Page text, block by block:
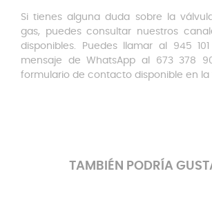
Si tienes alguna duda sobre la
gas, puedes consultar nuestros
disponibles. Puedes llamar al 945
mensaje de WhatsApp al 673 378
formulario de contacto disponible en la
TAMBIÉN PODRÍA